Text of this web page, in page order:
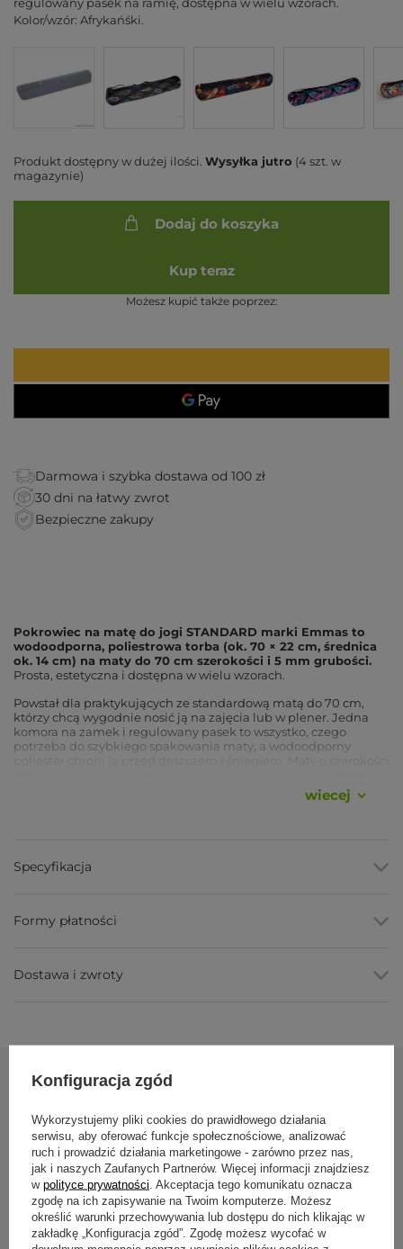
Kolor/wzór: Afrykańśki.
Produkt dostępny w dużej ilości Wysyłka jutro (4 szt. w
magazynie)
Dodaj do koszyka
Kup teraz
Możesz kupić także poprzez:
Darmowa i szybka dostawa od 100 zł
30 dni na łatwy zwrot
Bezpieczne zakupy
Pokrowiec na matę do jogi STANDARD marki Emmas to
wodoodporna, poliestrowa torba (ok. 70 × 22 cm, średnica
ok. 14 cm) na maty do 70 cm szerokości i 5 mm grubości.
Prosta, estetyczna i dostępna w wielu wzorach.
Powstał dla praktykujących ze standardową matą do 70 cm,
którzy chcą wygodnie nosić ją na zajęcia lub w plener. Jedna
komora na zamek i regulowany pasek to wszystko, czego
potrzeba do szybkiego spakowania maty, a wodoodporny
Bazar pomoże dobrać pokrowiec do rozmiaru Twojej maty.
Wodoodporny poliester
szerokości i 5 mm grubości.
poprzek ciała.
Wiele wzorów
Parametry
Parametr Wartość
Marka /
model
Emmas STANDARD
Materiał 100% poliester (wodoodporny)
Wymiary
pokrowca
ok. 70 × 22 cm, średnica ok. 14 cm
Pojemność
maty do 70 cm szerokości, do 5 mm
grubości (68–70 cm na styk)
wiecej
Specyfikacja
Formy płatności
Dostawa i zwroty
Zobacz również
PROMOCJA
Pokrowiec na
Szary w kropki
53,13 zł 62,50
Najniższa cena z 30
Konfiguracja zgód
Wykorzystujemy pliki cookies do prawidłowego działania
serwisu, aby oferować funkcje społecznościowe, analizować
ruch i prowadzić działania marketingowe - zarówno przez nas,
jak i naszych Zaufanych Partnerów. Więcej informacji znajdziesz
w polityce prywatności . Akceptacja tego komunikatu oznacza
zgodę na ich zapisywanie na Twoim komputerze. Możesz
określić warunki przechowywania lub dostępu do nich klikając w
zakładkę „Konfiguracja zgód”. Zgodę możesz wycofać w